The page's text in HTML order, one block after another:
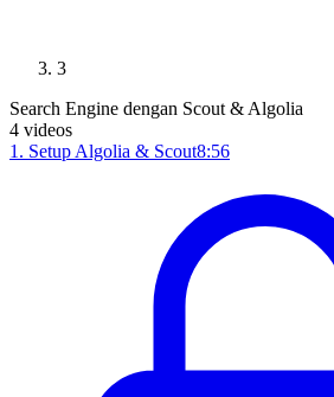
3
Search Engine dengan Scout & Algolia
4 videos
1 . Setup Algolia & Scout8:56